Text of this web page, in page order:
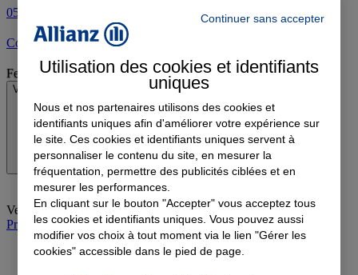
05 61 52 88 60
Contacter l'agence par e-mail
Fermé
Voir les horaires
Vendredi: 09:00-12:30, 14:00-18:00
Prendre rendez-vous à l'agence
Continuer sans accepter
Utilisation des cookies et identifiants
uniques
Nous et nos partenaires utilisons des cookies et
identifiants uniques afin d'améliorer votre expérience sur
le site. Ces cookies et identifiants uniques servent à
personnaliser le contenu du site, en mesurer la
fréquentation, permettre des publicités ciblées et en
mesurer les performances.
En cliquant sur le bouton "Accepter" vous acceptez tous
les cookies et identifiants uniques. Vous pouvez aussi
modifier vos choix à tout moment via le lien "Gérer les
cookies" accessible dans le pied de page.